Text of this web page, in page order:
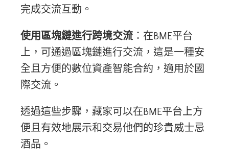
完成交流互動。
使用區塊鏈進行跨境交流 ：在BME平台
上，可通過區塊鏈進行交流，這是一種安
全且方便的數位資產智能合約，適用於國
際交流。
透過這些步驟，藏家可以在BME平台上方
便且有效地展示和交易他們的珍貴威士忌
酒品。